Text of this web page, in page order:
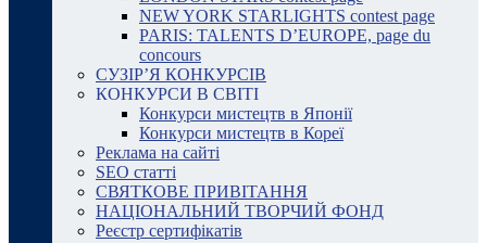
NEW YORK STARLIGHTS contest page
PARIS: TALENTS D’EUROPE, page du
concours
СУЗІР’Я КОНКУРСІВ
КОНКУРСИ В СВІТІ
Конкурси мистецтв в Японії
Конкурси мистецтв в Кореї
Реклама на сайті
SEO статті
СВЯТКОВЕ ПРИВІТАННЯ
НАЦІОНАЛЬНИЙ ТВОРЧИЙ ФОНД
Реєстр сертифікатів